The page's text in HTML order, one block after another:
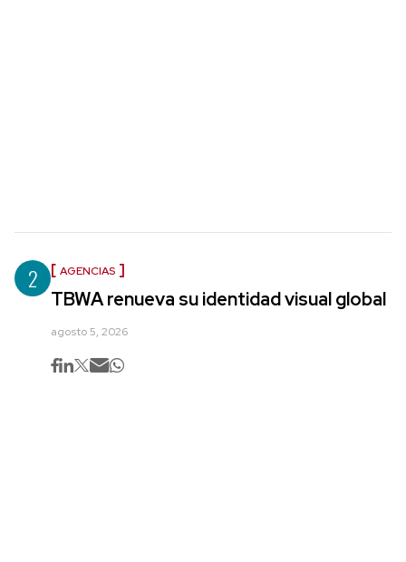
2 AGENCIAS
TBWA renueva su identidad visual global
agosto 5, 2026